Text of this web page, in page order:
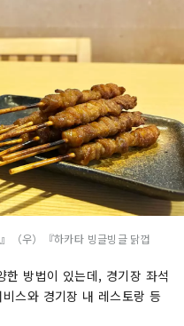
（우）『하카타 빙글빙글 닭껍
한 방법이 있는데, 경기장 좌석
스와 경기장 내 레스토랑 등